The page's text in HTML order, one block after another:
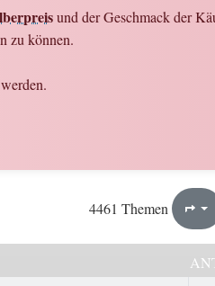
und der Geschmack der
zu können.
4461 Themen